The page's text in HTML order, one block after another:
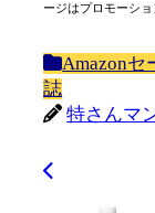
ージはプロモーショ
Amazonセ
誌
特さんマ